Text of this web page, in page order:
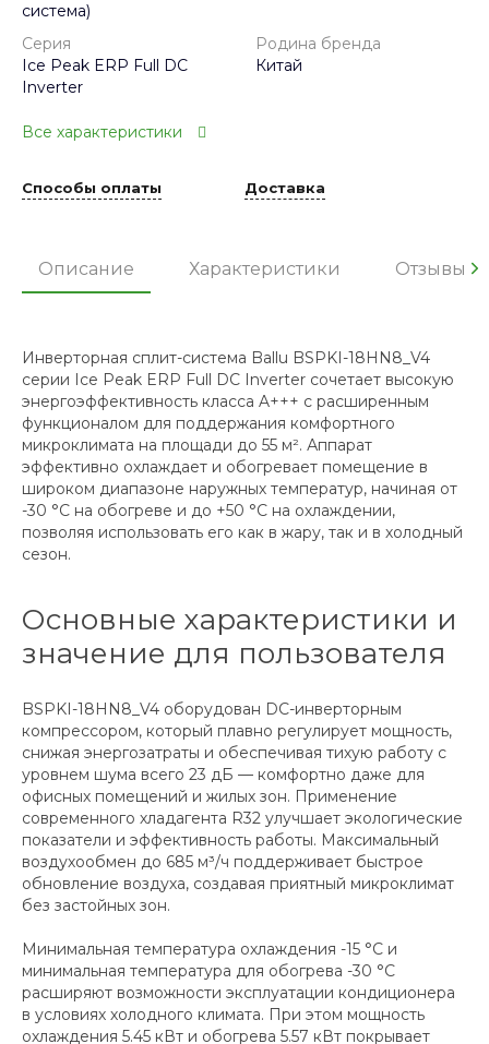
система)
Серия
Ice Peak ERP Full DC
Inverter
Родина бренда
Китай
Все характеристики
Способы оплаты Доставка
Описание Характеристики Отзывы
Инверторная сплит-система Ballu BSPKI-18HN8_V4
серии Ice Peak ERP Full DC Inverter сочетает высокую
энергоэффективность класса A+++ с расширенным
функционалом для поддержания комфортного
микроклимата на площади до 55 м². Аппарат
эффективно охлаждает и обогревает помещение в
широком диапазоне наружных температур, начиная от
-30 °C на обогреве и до +50 °C на охлаждении,
позволяя использовать его как в жару, так и в холодный
сезон.
Основные характеристики и
значение для пользователя
BSPKI-18HN8_V4 оборудован DC-инверторным
компрессором, который плавно регулирует мощность,
снижая энергозатраты и обеспечивая тихую работу с
уровнем шума всего 23 дБ — комфортно даже для
офисных помещений и жилых зон. Применение
современного хладагента R32 улучшает экологические
показатели и эффективность работы. Максимальный
воздухообмен до 685 м³/ч поддерживает быстрое
обновление воздуха, создавая приятный микроклимат
без застойных зон.
Минимальная температура охлаждения -15 °C и
минимальная температура для обогрева -30 °C
расширяют возможности эксплуатации кондиционера
в условиях холодного климата. При этом мощность
охлаждения 5.45 кВт и обогрева 5.57 кВт покрывает